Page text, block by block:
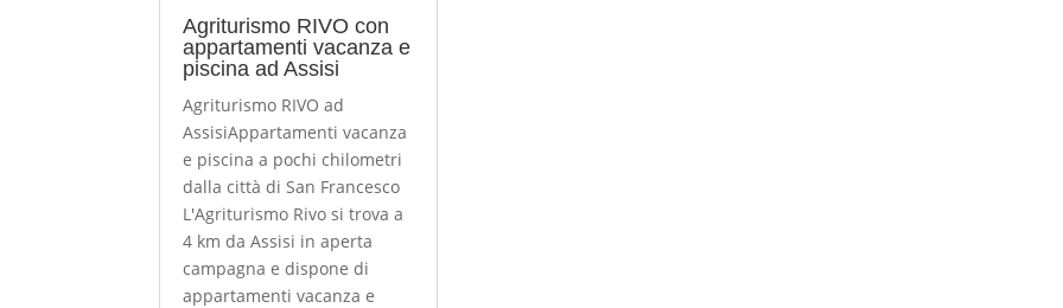
Agriturismo RIVO con
appartamenti vacanza e
piscina ad Assisi
Agriturismo RIVO ad
AssisiAppartamenti vacanza
e piscina a pochi chilometri
dalla città di San Francesco
L'Agriturismo Rivo si trova a
4 km da Assisi in aperta
campagna e dispone di
appartamenti vacanza e